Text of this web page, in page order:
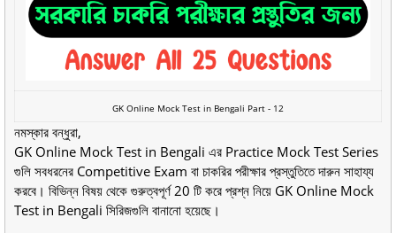
GK Online Mock Test in Bengali Part - 12
নমস্কার বন্ধুরা,
GK Online Mock Test in Bengali এর Practice Mock Test Series
গুলি সবধরনের Competitive Exam বা চাকরির পরীক্ষার প্রস্তুতিতে দারুন সাহায্য
করবে। বিভিন্ন বিষয় থেকে গুরুত্বপূর্ণ 20 টি করে প্রশ্ন নিয়ে GK Online Mock
Test in Bengali সিরিজগুলি বানানো হয়েছে।